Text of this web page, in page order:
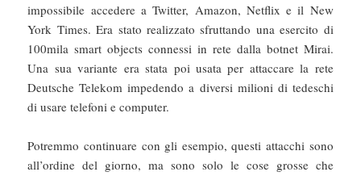
impossibile accedere a Twitter, Amazon, Netflix e il New
York Times. Era stato realizzato sfruttando una esercito di
100mila smart objects connessi in rete dalla botnet Mirai.
Una sua variante era stata poi usata per attaccare la rete
Deutsche Telekom impedendo a diversi milioni di tedeschi
di usare telefoni e computer.
Potremmo continuare con gli esempio, questi attacchi sono
all’ordine del giorno, ma sono solo le cose grosse che